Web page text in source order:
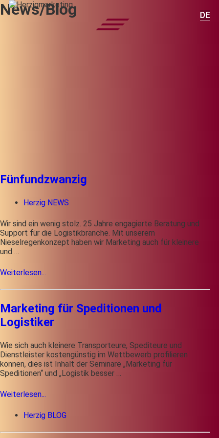
DE
News/Blog
Fünfundzwanzig
Herzig NEWS
Wir sind ein wenig stolz. 25 Jahre engagierte Beratung und
Support für die Logistikbranche. Mit unserem
Nieselregenkonzept haben wir Marketing auch für kleinere
und …
Weiterlesen...
Marketing für Speditionen und
Logistiker
Wie sich auch kleinere Transporteure, Spediteure und
Dienstleister kostengünstig im Wettbewerb profilieren
können, dies ist Inhalt der Seminare „Marketing für
Speditionen“ und „Logistik besser …
Weiterlesen...
Herzig BLOG